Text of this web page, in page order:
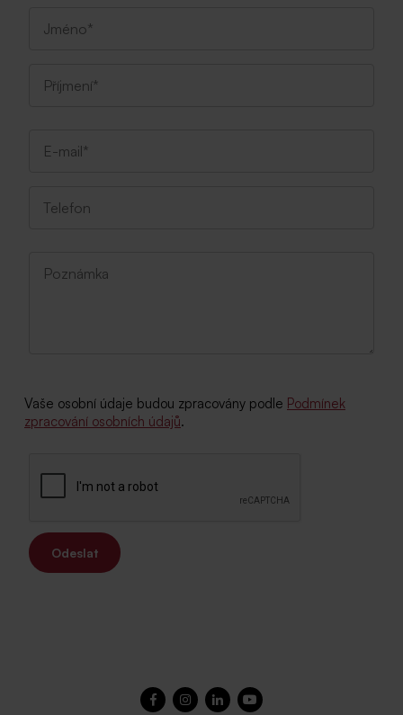
Vaše osobní údaje budou zpracovány podle Podmínek
zpracování osobních údajů.
Odeslat